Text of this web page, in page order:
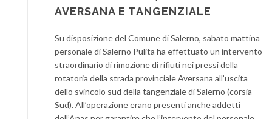
AVERSANA E TANGENZIALE
Su disposizione del Comune di Salerno, sabato mattina
personale di Salerno Pulita ha effettuato un intervento
straordinario di rimozione di rifiuti nei pressi della
rotatoria della strada provinciale Aversana all’uscita
dello svincolo sud della tangenziale di Salerno (corsia
Sud). All’operazione erano presenti anche addetti